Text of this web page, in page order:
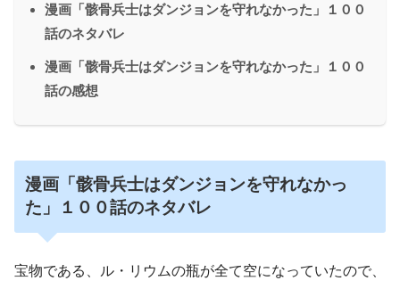
漫画「骸骨兵士はダンジョンを守れなかった」１００
話のネタバレ
漫画「骸骨兵士はダンジョンを守れなかった」１００
話の感想
漫画「骸骨兵士はダンジョンを守れなかっ
た」１００話のネタバレ
宝物である、ル・リウムの瓶が全て空になっていたので、